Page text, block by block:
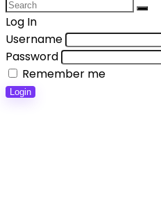
Log In
Username
Password
Remember me
Login